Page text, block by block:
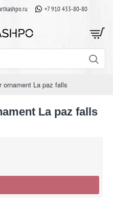
+7 910 433-80-80
ornament La paz falls
La paz falls